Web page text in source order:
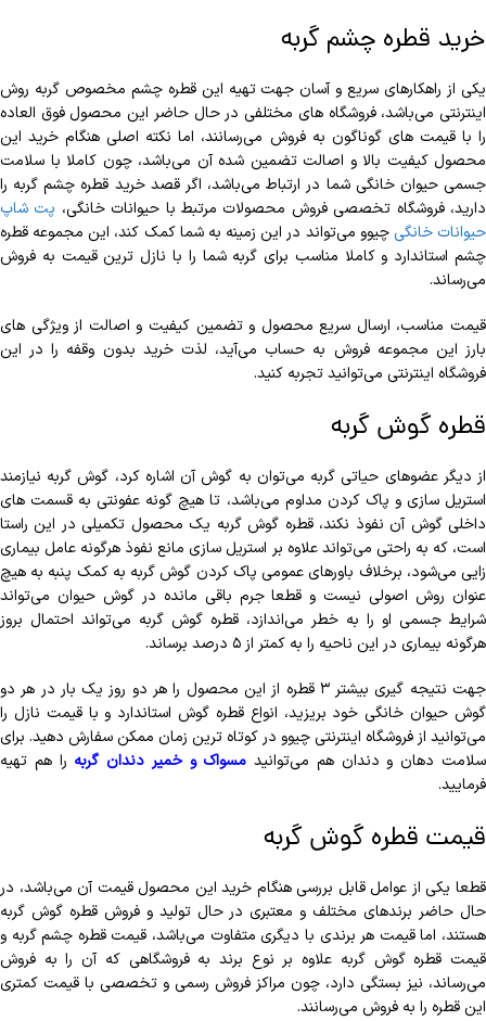
خرید قطره چشم گربه
یکی از راهکارهای سریع و آسان جهت تهیه این قطره چشم مخصوص گربه روش
اینترنتی می‌باشد، فروشگاه های مختلفی در حال حاضر این محصول فوق العاده
را با قیمت های گوناگون به فروش می‌رسانند، اما نکته اصلی هنگام خرید این
محصول کیفیت بالا و اصالت تضمین شده آن می‌باشد، چون کاملا با سلامت
جسمی حیوان خانگی شما در ارتباط می‌باشد، اگر قصد خرید قطره چشم گربه را
دارید، فروشگاه تخصصی فروش محصولات مرتبط با حیوانات خانگی، پت شاپ
حیوانات خانگی چیوو می‌تواند در این زمینه به شما کمک کند، این مجموعه قطره
چشم استاندارد و کاملا مناسب برای گربه شما را با نازل ترین قیمت به فروش
می‌رساند.
قیمت مناسب، ارسال سریع محصول و تضمین کیفیت و اصالت از ویژگی های
بارز این مجموعه فروش به حساب می‌آید، لذت خرید بدون وقفه را در این
فروشگاه اینترنتی می‌توانید تجربه کنید.
قطره گوش گربه
از دیگر عضوهای حیاتی گربه می‌توان به گوش آن اشاره کرد، گوش گربه نیازمند
استریل سازی و پاک کردن مداوم می‌باشد، تا هیچ گونه عفونتی به قسمت های
داخلی گوش آن نفوذ نکند، قطره گوش گربه یک محصول تکمیلی در این راستا
است، که به راحتی می‌تواند علاوه بر استریل سازی مانع نفوذ هرگونه عامل بیماری
زایی می‌شود، برخلاف باورهای عمومی پاک کردن گوش گربه به کمک پنبه به هیچ
عنوان روش اصولی نیست و قطعا جرم باقی مانده در گوش حیوان می‌تواند
شرایط جسمی او را به خطر می‌اندازد، قطره گوش گربه می‌تواند احتمال بروز
هرگونه بیماری در این ناحیه را به کمتر از ۵ درصد برساند.
جهت نتیجه گیری بیشتر ۳ قطره از این محصول را هر دو روز یک بار در هر دو
گوش حیوان خانگی خود بریزید، انواع قطره گوش استاندارد و با قیمت نازل را
می‌توانید از فروشگاه اینترنتی چیوو در کوتاه ترین زمان ممکن سفارش دهید. برای
سلامت دهان و دندان هم می‌توانید مسواک و خمیر دندان گربه را هم تهیه
فرمایید.
قیمت قطره گوش گربه
قطعا یکی از عوامل قابل بررسی هنگام خرید این محصول قیمت آن می‌باشد، در
حال حاضر برندهای مختلف و معتبری در حال تولید و فروش قطره گوش گربه
هستند، اما قیمت هر برندی با دیگری متفاوت می‌باشد، قیمت قطره چشم گربه و
قیمت قطره گوش گربه علاوه بر نوع برند به فروشگاهی که آن را به فروش
می‌رساند، نیز بستگی دارد، چون مراکز فروش رسمی و تخصصی با قیمت کمتری
این قطره را به فروش می‌رسانند.